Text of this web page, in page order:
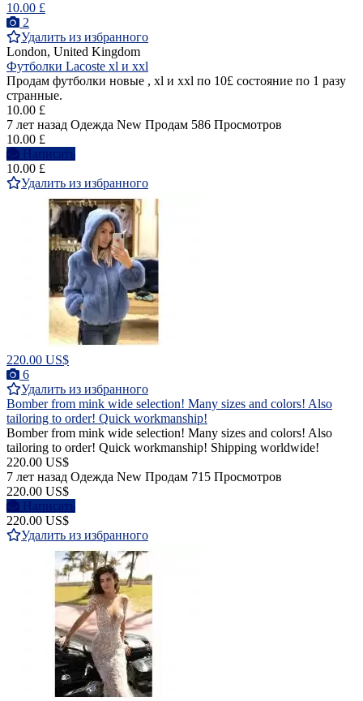
10.00 £
2
Удалить из избранного
London, United Kingdom
Футболки Lacoste xl и xxl
Продам футболки новые , xl и xxl по 10£ состояние по 1 разу
странные.
10.00 £
7 лет назад Одежда New Продам 586 Просмотров
10.00 £
Написать
10.00 £
Удалить из избранного
220.00 US$
6
Удалить из избранного
Bomber from mink wide selection! Many sizes and colors! Also
tailoring to order! Quick workmanship!
Bomber from mink wide selection! Many sizes and colors! Also
tailoring to order! Quick workmanship! Shipping worldwide!
220.00 US$
7 лет назад Одежда New Продам 715 Просмотров
220.00 US$
Написать
220.00 US$
Удалить из избранного